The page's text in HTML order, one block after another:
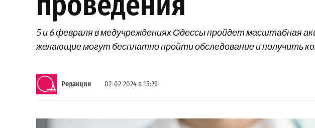
5 и 6 февраля в медучреждениях Одессы пройдет масштабная
желающие могут бесплатно пройти обследование и получить
Редакция 02-02-2024 в 15:29